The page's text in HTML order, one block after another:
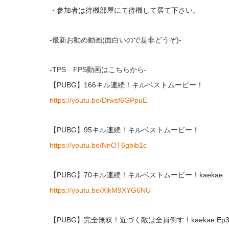
・参加者は待機部屋にて待機して居て下さい。
-最新お勧め動画(面白いので是非どうぞ)-
-TPS FPS動画はこちらから-
【PUBG】166キル連続！キルベストムービー！
https://youtu.be/Drwsf6GPpuE
【PUBG】95キル連続！キルベストムービー！
https://youtu.be/NnOT6gbib1c
【PUBG】70キル連続！キルベストムービー！kaekae
https://youtu.be/XlkM9XYG6NU
【PUBG】完全無双！近づく敵は全員倒す！